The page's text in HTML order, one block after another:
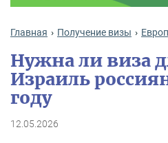
Главная Получение визы
Нужна ли виза
Израиль
году
12.05.2026